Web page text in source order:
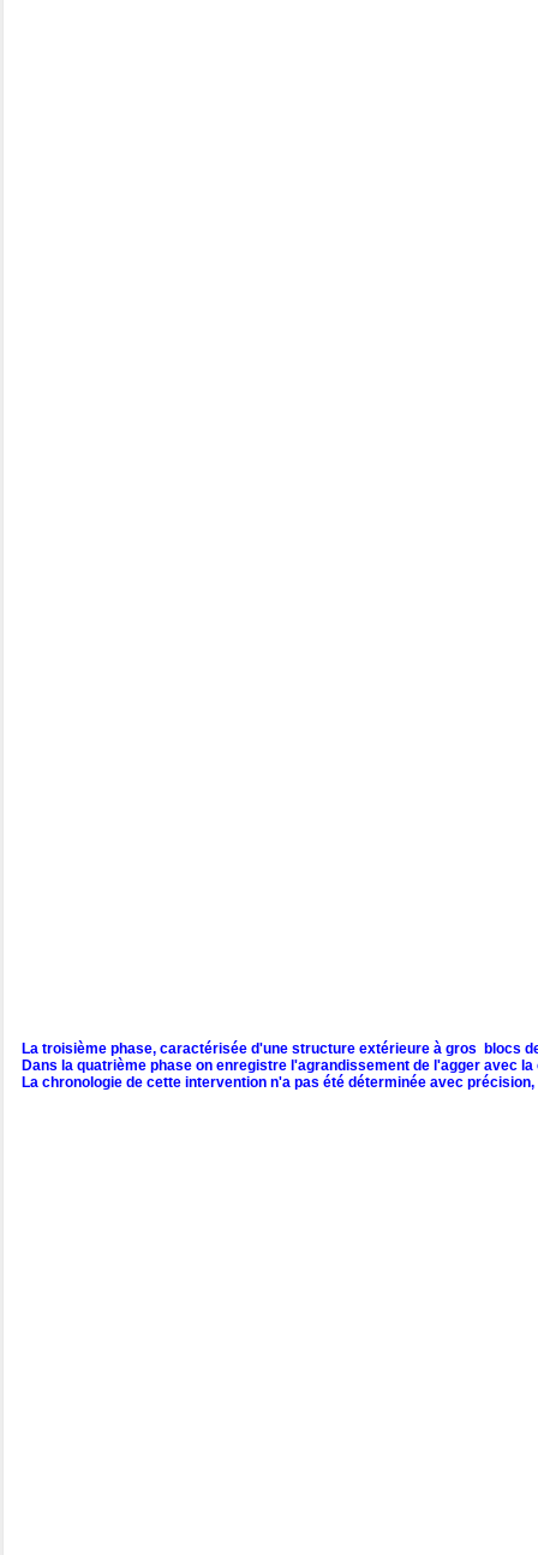
La troisième phase, caractérisée d'une structure extérieure à gros blocs
Dans la quatrième phase on enregistre l'agrandissement de l'agger avec
La chronologie de cette intervention n'a pas été déterminée avec